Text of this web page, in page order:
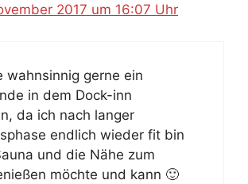
2017 um 16:07 Uhr
wahnsinnig gerne ein
in dem Dock-inn
da ich nach langer
endlich wieder fit bin
und die Nähe zum
möchte und kann 🙂